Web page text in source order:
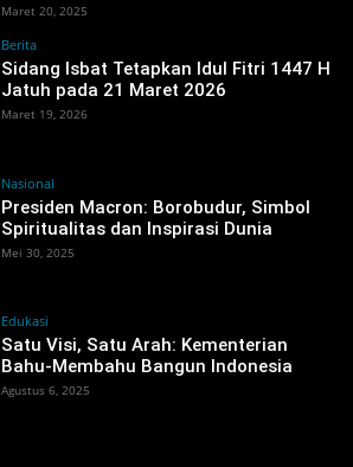
Maret 20, 2025
Berita
Sidang Isbat Tetapkan Idul Fitri 1447 H
Jatuh pada 21 Maret 2026 ‎
Maret 19, 2026
Nasional
Presiden Macron: Borobudur, Simbol
Spiritualitas dan Inspirasi Dunia
Mei 30, 2025
Edukasi
Satu Visi, Satu Arah: Kementerian
Bahu-Membahu Bangun Indonesia
Agustus 6, 2025